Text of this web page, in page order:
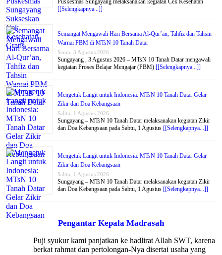
Puskesmas Sungayang melaksanakan kegiatan Cek Kesehatan
[[Selengkapnya...]]
Semangat Mengawali Hari Bersama Al-Qur’an, Tahfiz dan Tahsin
Warnai PBM di MTsN 10 Tanah Datar
Senin, 3 Agustus 2026
Sungayang , 3 Agustus 2026 – MTsN 10 Tanah Datar mengawali
kegiatan Proses Belajar Mengajar (PBM) [[Selengkapnya...]]
Mengetuk Langit untuk Indonesia: MTsN 10 Tanah Datar Gelar
Zikir dan Doa Kebangsaan
Sabtu, 1 Agustus 2026
Sungayang – MTsN 10 Tanah Datar melaksanakan kegiatan Zikir
dan Doa Kebangsaan pada Sabtu, 1 Agustus [[Selengkapnya...]]
Mengetuk Langit untuk Indonesia: MTsN 10 Tanah Datar Gelar
Zikir dan Doa Kebangsaan
Sabtu, 1 Agustus 2026
Sungayang – MTsN 10 Tanah Datar melaksanakan kegiatan Zikir
dan Doa Kebangsaan pada Sabtu, 1 Agustus [[Selengkapnya...]]
Pengantar Kepala Madrasah
Puji syukur kami panjatkan ke hadlirat Allah SWT, karena
berkat rahmat dan pertolongan-Nya disertai usaha yang